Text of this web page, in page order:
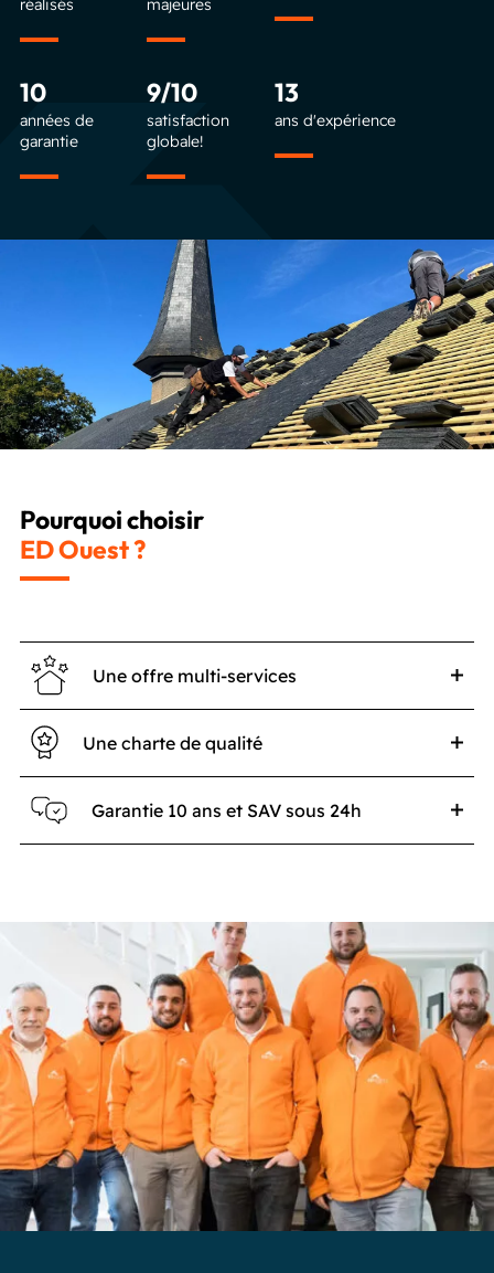
réalisés majeures
10
années de
garantie
9/10
satisfaction
globale!
13
ans d'expérience
Une offre multi-services
Une charte de qualité
Garantie 10 ans et SAV sous 24h
Pourquoi choisir
ED Ouest ?